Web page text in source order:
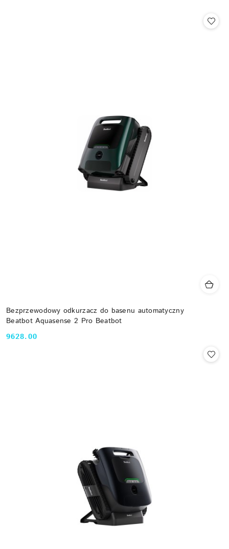
Bezprzewodowy odkurzacz do basenu automatyczny
Beatbot Aquasense 2 Pro Beatbot
Cena:
9628.00